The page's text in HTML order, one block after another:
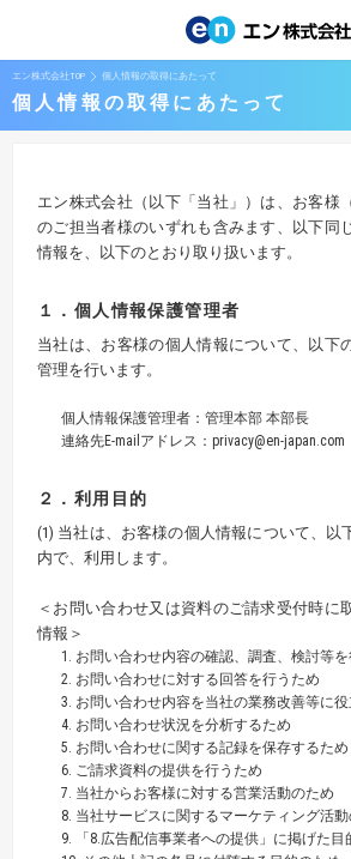
エン株式会社TOP 個人情報の取得にあたって
個人情報の取得にあたって
エン株式会社（以下「当社」）は、お客様
のご担当者様のいずれも含みます、以下同
情報を、以下のとおり取り扱います。
１．個人情報保護管理者
当社は、お客様の個人情報について、以下
管理を行います。
個人情報保護管理者：管理本部 本部長
連絡先E-mailアドレス：privacy@en-japan.com
２．利用目的
(1) 当社は、お客様の個人情報について、以
内で、利用します。
＜お問い合わせ又は資料のご請求受付時に
情報＞
1. お問い合わせ内容の確認、調査、検討等
2. お問い合わせに対する回答を行うため
3. お問い合わせ内容を当社の業務改善等に
4. お問い合わせ状況を分析するため
5. お問い合わせに関する記録を保存するため
6. ご請求資料の提供を行うため
7. 当社からお客様に対する営業活動のため
8. 当社サービスに関するマーケティング活
9. 「8.広告配信事業者への提供」に掲げた目